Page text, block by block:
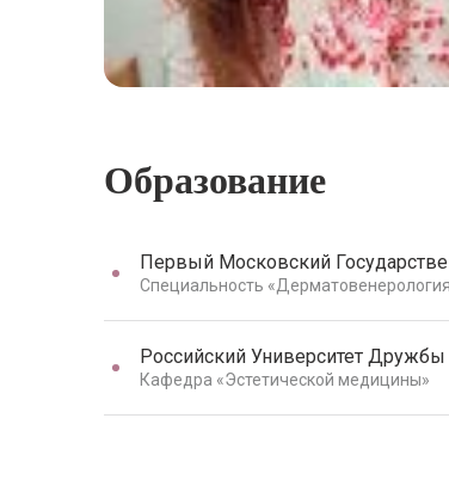
Образование
Первый Московский
Специальность
Российский Университет
Кафедра «Эстетической медицины»